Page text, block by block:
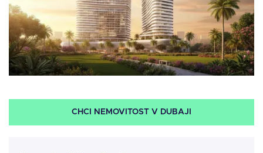
CHCI NEMOVITOST V DUBAJI